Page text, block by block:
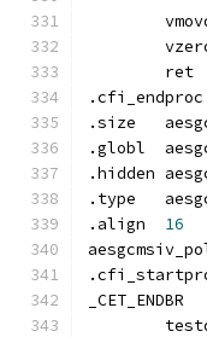
	ret
.size
.hidden
.type
16
_CET_ENDBR